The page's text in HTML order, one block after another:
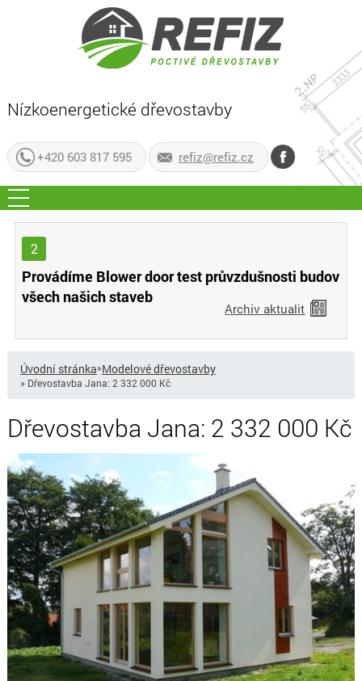
Nízkoenergetické dřevostavby
+420 603 817 595 refiz@refiz.cz
2
Provádíme Blower door test průvzdušnosti budov
všech našich staveb
Archiv aktualit
Úvodní stránka»Modelové dřevostavby
» Dřevostavba Jana: 2 332 000 Kč
Dřevostavba Jana: 2 332 000 Kč